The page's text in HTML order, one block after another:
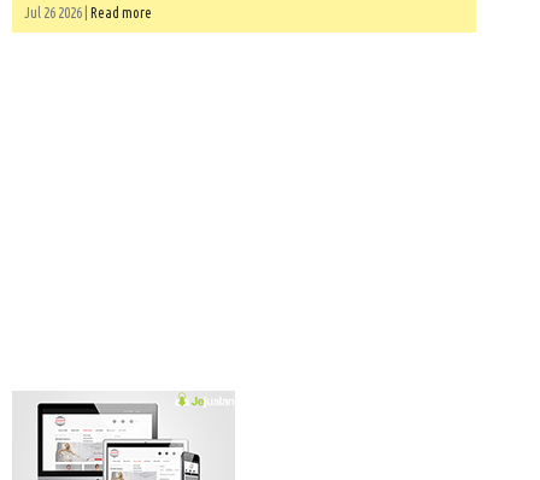
Jul 26 2026 | Read more